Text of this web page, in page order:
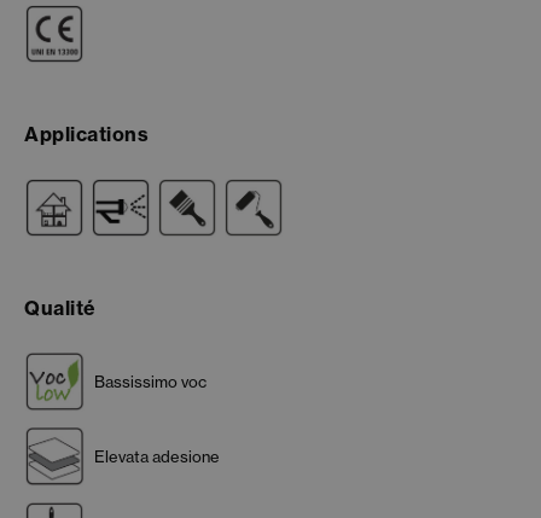
Applications
Qualité
Bassissimo voc
Elevata adesione